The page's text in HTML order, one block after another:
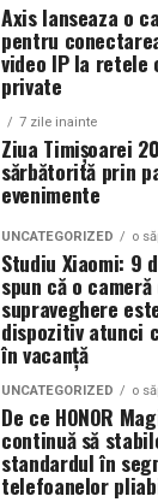
Axis lanseaza o
pentru
video IP la retele
private
7 zile inainte
Ziua Timișoarei
sărbătorită prin
evenimente
UNCATEGORIZED o
Studiu Xiaomi: 9
spun că o cameră
supraveghere
dispozitiv atunci
în vacanță
UNCATEGORIZED o
De ce HONOR
continuă să
standardul în
telefoanelor